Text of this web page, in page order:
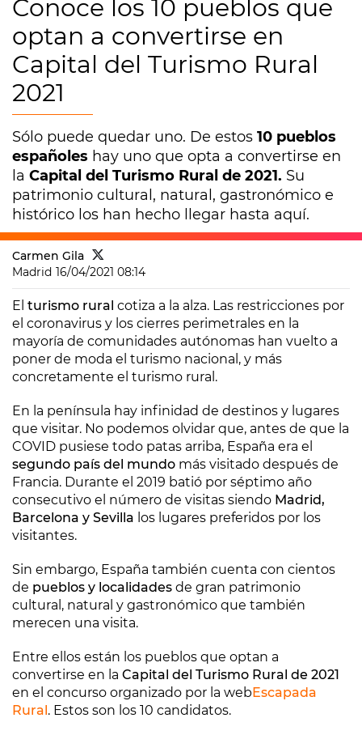
Conoce los 10 pueblos que
optan a convertirse en
Capital del Turismo Rural
2021
Sólo puede quedar uno. De estos 10 pueblos
españoles hay uno que opta a convertirse en
la Capital del Turismo Rural de 2021. Su
patrimonio cultural, natural, gastronómico e
histórico los han hecho llegar hasta aquí.
Carmen Gila
Madrid 16/04/2021 08:14
El turismo rural cotiza a la alza. Las restricciones por
el coronavirus y los cierres perimetrales en la
mayoría de comunidades autónomas han vuelto a
poner de moda el turismo nacional, y más
concretamente el turismo rural.
En la península hay infinidad de destinos y lugares
que visitar. No podemos olvidar que, antes de que la
COVID pusiese todo patas arriba, España era el
segundo país del mundo más visitado después de
Francia. Durante el 2019 batió por séptimo año
consecutivo el número de visitas siendo Madrid,
Barcelona y Sevilla los lugares preferidos por los
visitantes.
Sin embargo, España también cuenta con cientos
de pueblos y localidades de gran patrimonio
cultural, natural y gastronómico que también
merecen una visita.
Entre ellos están los pueblos que optan a
convertirse en la Capital del Turismo Rural de 2021
en el concurso organizado por la webEscapada
Rural. Estos son los 10 candidatos.